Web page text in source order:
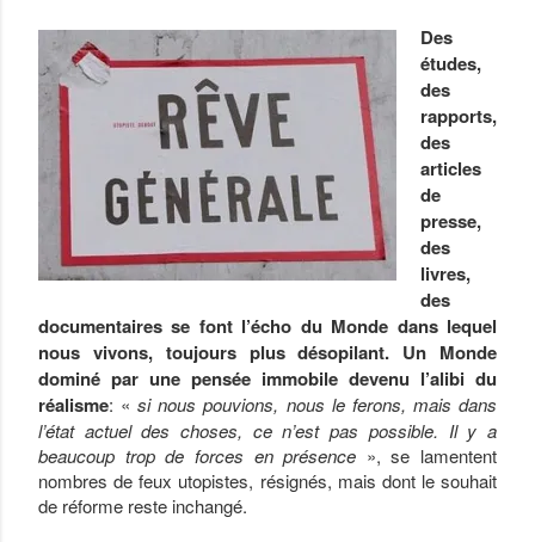
Des
études,
des
rapports,
des
articles
de
presse,
des
livres,
des
documentaires se font l’écho du Monde dans lequel
nous vivons, toujours plus désopilant. Un Monde
dominé par une pensée immobile devenu l’alibi du
réalisme: «si nous pouvions, nous le ferons, mais dans
l’état actuel des choses, ce n’est pas possible. Il y a
beaucoup trop de forces en présence », se lamentent
nombres de feux utopistes, résignés, mais dont le souhait
de réforme reste inchangé.